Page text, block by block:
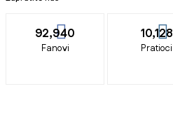
92,940
Fanovi
10,128
Pratioci